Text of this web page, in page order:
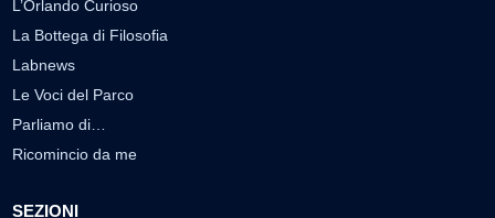
L’Orlando Curioso
La Bottega di Filosofia
Labnews
Le Voci del Parco
Parliamo di…
Ricomincio da me
SEZIONI